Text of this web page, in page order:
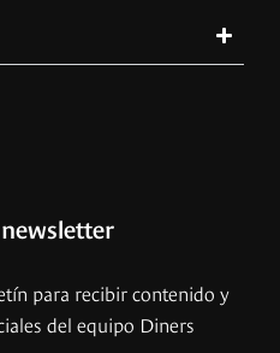
para recibir contenido y
del equipo Diners